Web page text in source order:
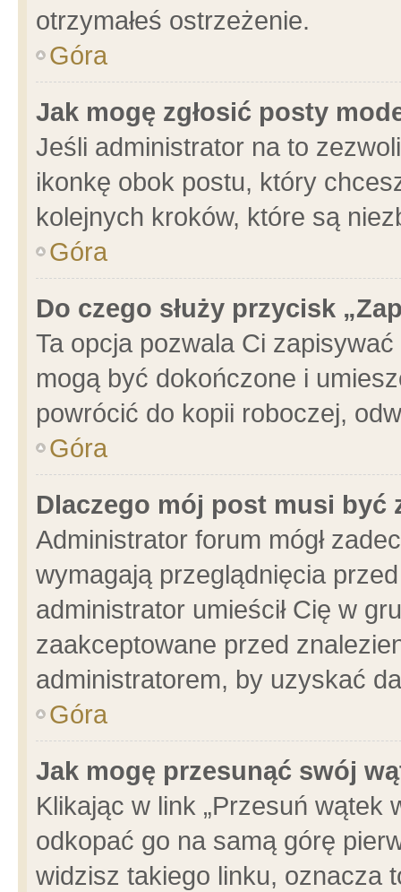
otrzymałeś ostrzeżenie.
Góra
Jak mogę zgłosić posty
Jeśli administrator na to
ikonkę obok postu, który
kolejnych kroków, które są
Góra
Do czego służy przycisk
Ta opcja pozwala Ci
mogą być dokończone i
powrócić do kopii roboczej,
Góra
Dlaczego mój post musi być
Administrator forum mógł
wymagają przeglądnięcia
administrator umieścił Cię w
zaakceptowane przed
administratorem, by uzyskać
Góra
Jak mogę przesunąć swój
Klikając w link „Przesuń wątek
odkopać go na samą górę
widzisz takiego linku, oznacza